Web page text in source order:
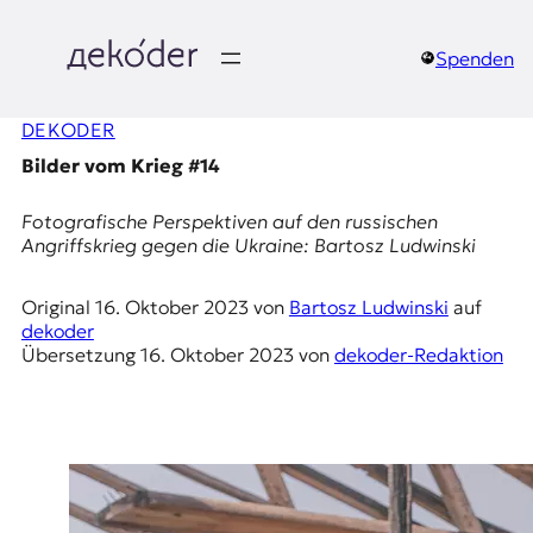
springen
e
k
o
d
e
Spenden
DEKODER
Bilder vom Krieg #14
Fotografische Perspektiven auf den russischen
Angriffskrieg gegen die Ukraine: Bartosz Ludwinski
Original 16. Oktober 2023von Bartosz Ludwinski auf
dekoder
Übersetzung 16. Oktober 2023von dekoder-Redaktion